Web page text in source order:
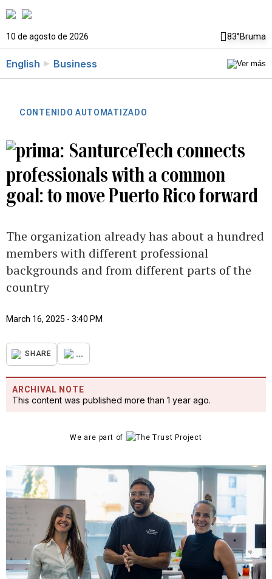
10 de agosto de 2026 83°Bruma
English Business
CONTENIDO AUTOMATIZADO
SanturceTech connects
professionals with a common
goal: to move Puerto Rico forward
The organization already has about a hundred
members with different professional
backgrounds and from different parts of the
country
March 16, 2025 - 3:40 PM
SHARE ...
ARCHIVAL NOTE
This content was published more than 1 year ago.
We are part of